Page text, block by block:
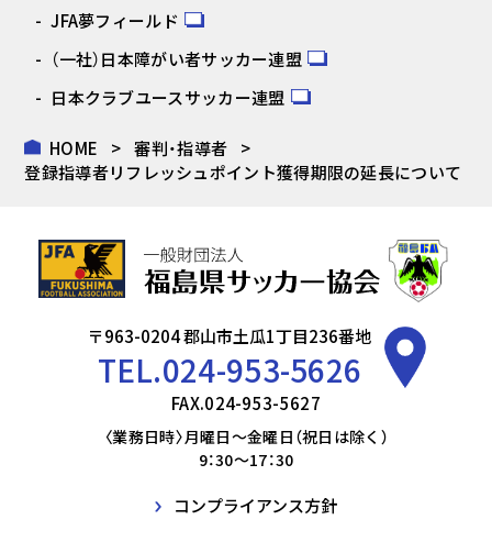
JFA夢フィールド
（一社）日本障がい者サッカー連盟
日本クラブユースサッカー連盟
HOME
審判・指導者
登録指導者リフレッシュポイント獲得期限の延長について
〒963-0204 郡山市土瓜1丁目236番地
TEL.024-953-5626
FAX.024-953-5627
〈業務日時〉月曜日～金曜日（祝日は除く）
9：30～17：30
コンプライアンス方針